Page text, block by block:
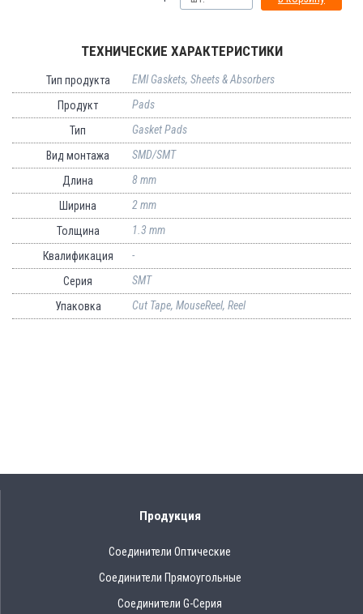
ТЕХНИЧЕСКИЕ ХАРАКТЕРИСТИКИ
Тип продукта
EMI Gaskets, Sheets & Absorbers
Продукт
Pads
Тип
Gasket Pads
Вид монтажа
SMD/SMT
Длина
8 mm
Ширина
2 mm
Толщина
1.3 mm
Квалификация
-
Серия
SMT
Упаковка
Cut Tape, MouseReel, Reel
Продукция
Соединители Оптические
Соединители Прямоугольные
Соединители G-Серия